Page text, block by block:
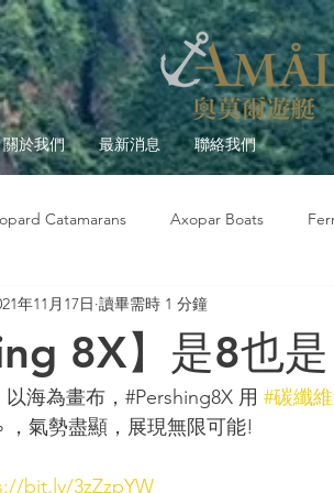
關於我們 最新消息 聯絡我們
Catamarans Axopar Boats
莫爾故事 遊艇觀察室
8X】是8也
年11月17日 讀畢需時 1 分鐘
海為畫布，#Pershing8X 用 #碳纖
氣勢盡顯，展現無限可能!
bit.ly/3zZzpYW